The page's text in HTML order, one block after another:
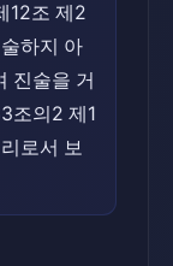
12조 제2
하지 아
진술을 거
조의2 제1
로서 보